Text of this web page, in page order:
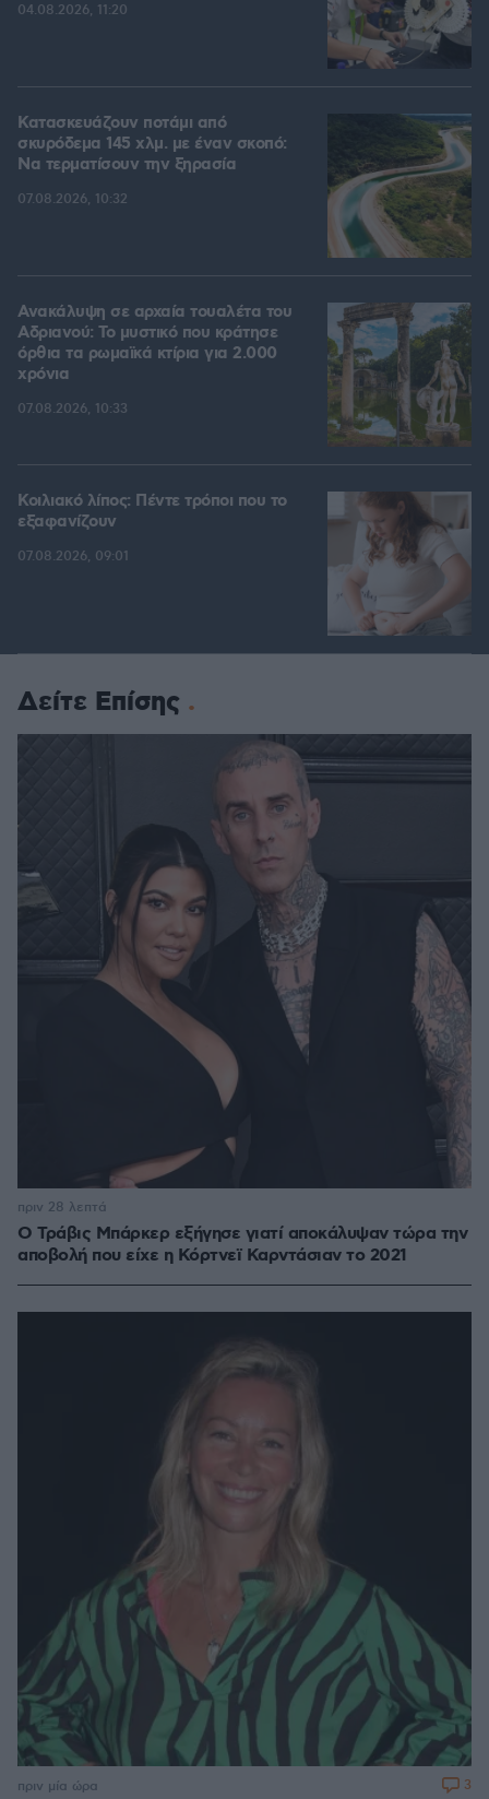
04.08.2026, 11:20
Κατασκευάζουν ποτάμι από
σκυρόδεμα 145 χλμ. με έναν σκοπό:
Να τερματίσουν την ξηρασία
07.08.2026, 10:32
Ανακάλυψη σε αρχαία τουαλέτα του
Αδριανού: Το μυστικό που κράτησε
όρθια τα ρωμαϊκά κτίρια για 2.000
χρόνια
07.08.2026, 10:33
Κοιλιακό λίπος: Πέντε τρόποι που το
εξαφανίζουν
07.08.2026, 09:01
Δείτε Επίσης
O Τράβις Μπάρκερ εξήγησε γιατί αποκάλυψαν τώρα την
αποβολή που είχε η Κόρτνεϊ Καρντάσιαν το 2021
πριν 28 λεπτά
πριν μία ώρα 3